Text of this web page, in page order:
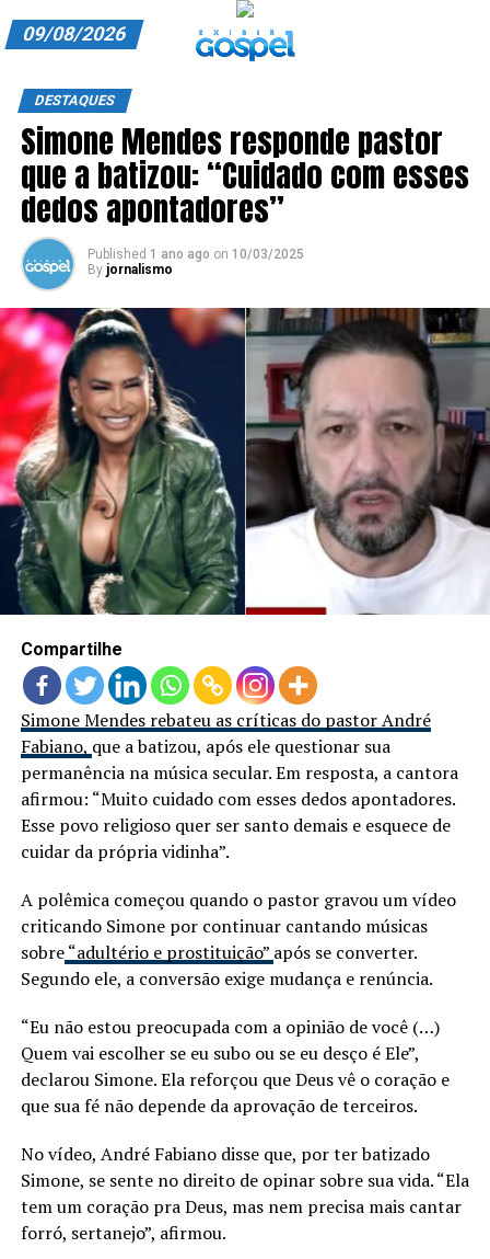
ANUNCIE CONOSCO
ASSINE
CARRINHO
EDITORIAL
ENTREVISTAS
EXPEDIENTE
FINALIZAR COMPRA
HOME
LANÇAMENTOS
09/08/2026
DESTAQUES
Simone Mendes responde pastor
que a batizou: “Cuidado com esses
dedos apontadores”
Published 1 ano ago on 10/03/2025
By jornalismo
Compartilhe
Simone Mendes rebateu as críticas do pastor André
Fabiano, que a batizou, após ele questionar sua
permanência na música secular. Em resposta, a cantora
afirmou: “Muito cuidado com esses dedos apontadores.
Esse povo religioso quer ser santo demais e esquece de
cuidar da própria vidinha”.
A polêmica começou quando o pastor gravou um vídeo
criticando Simone por continuar cantando músicas
sobre“adultério e prostituição” após se converter.
Segundo ele, a conversão exige mudança e renúncia.
“Eu não estou preocupada com a opinião de você (…)
Quem vai escolher se eu subo ou se eu desço é Ele”,
declarou Simone. Ela reforçou que Deus vê o coração e
que sua fé não depende da aprovação de terceiros.
No vídeo, André Fabiano disse que, por ter batizado
Simone, se sente no direito de opinar sobre sua vida. “Ela
tem um coração pra Deus, mas nem precisa mais cantar
forró, sertanejo”, afirmou.